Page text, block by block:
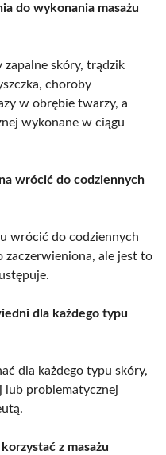
do wykonania masażu
zapalne skóry, trądzik
choroby
w obrębie twarzy, a
wykonane w ciągu
wrócić do codziennych
wrócić do codziennych
zaczerwieniona, ale jest to
dla każdego typu
dla każdego typu skóry,
lub problematycznej
z masażu